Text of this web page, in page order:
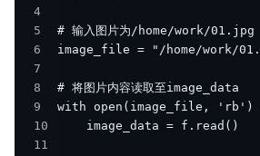
4
5
6
7
8
9
10
11